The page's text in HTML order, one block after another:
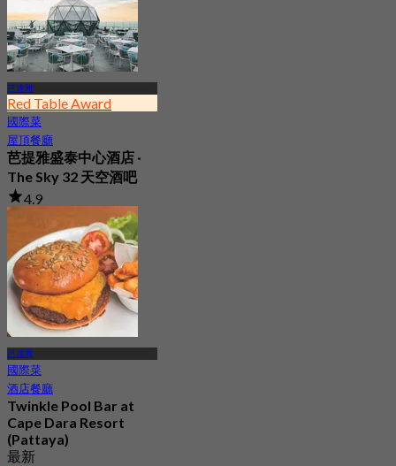
芭達雅
Red Table Award
國際菜
屋頂餐廳
芭提雅盛泰中心酒店 ·
The Sky 32 天空酒吧
4.9
฿ 980
芭達雅
國際菜
酒店餐廳
Twinkle Pool Bar at
Cape Dara Resort
(Pattaya)
最新